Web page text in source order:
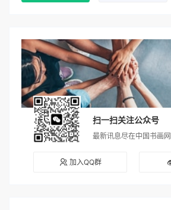
扫一扫关注公众号
最新讯息尽在中国书画网
加入QQ群